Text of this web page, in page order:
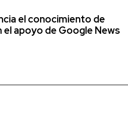
el conocimiento de
el apoyo de Google News